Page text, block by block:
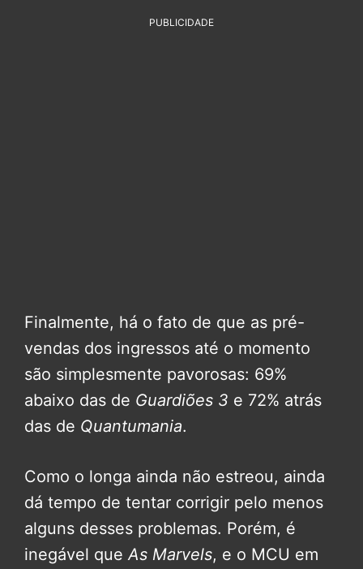
PUBLICIDADE
Finalmente, há o fato de que as pré-
vendas dos ingressos até o momento
são simplesmente pavorosas: 69%
abaixo das de Guardiões 3 e 72% atrás
das de Quantumania.
Como o longa ainda não estreou, ainda
dá tempo de tentar corrigir pelo menos
alguns desses problemas. Porém, é
inegável queAs Marvels, e o MCU em